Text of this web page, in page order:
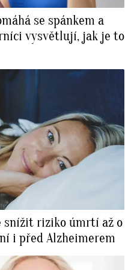
se spánkem a
vysvětlují, jak je to
snížit riziko úmrtí až o
i před Alzheimerem